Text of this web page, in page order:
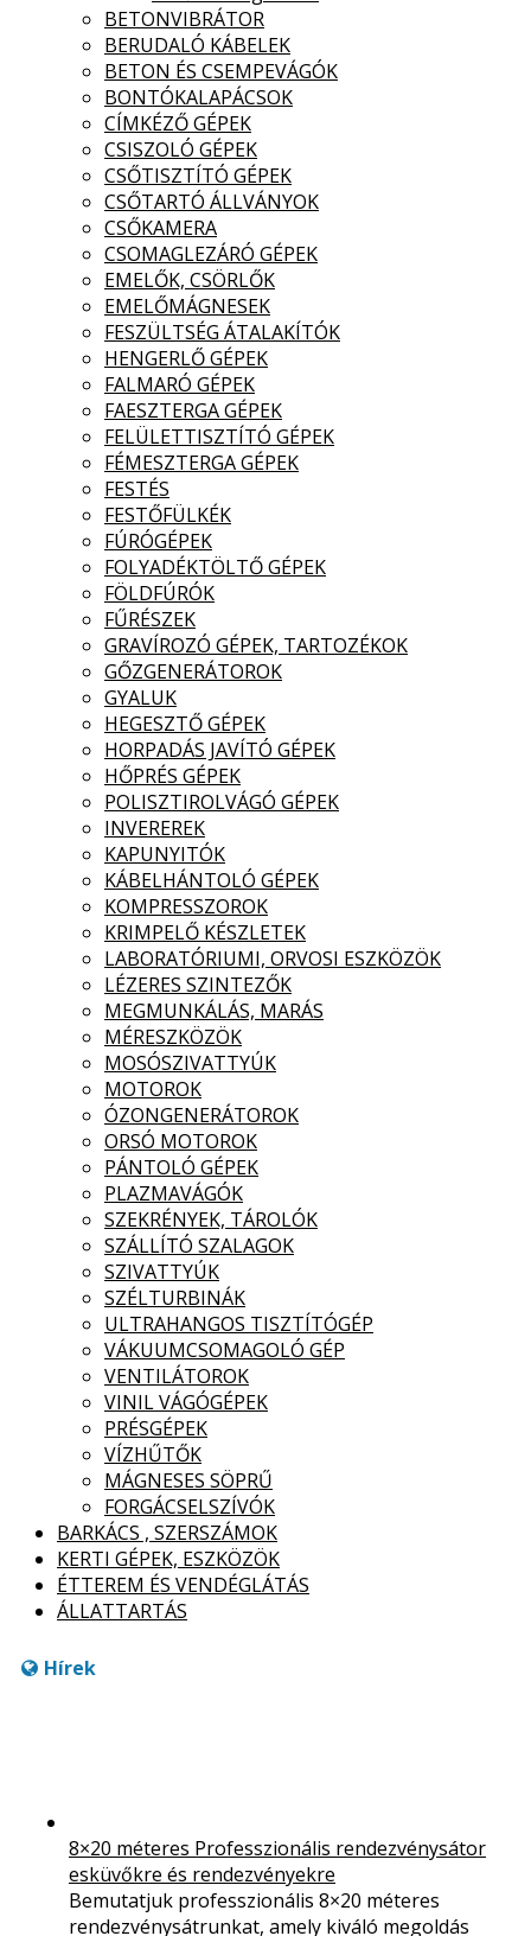
BETONVIBRÁTOR
BERUDALÓ KÁBELEK
BETON ÉS CSEMPEVÁGÓK
BONTÓKALAPÁCSOK
CÍMKÉZŐ GÉPEK
CSISZOLÓ GÉPEK
CSŐTISZTÍTÓ GÉPEK
CSŐTARTÓ ÁLLVÁNYOK
CSŐKAMERA
CSOMAGLEZÁRÓ GÉPEK
EMELŐK, CSÖRLŐK
EMELŐMÁGNESEK
FESZÜLTSÉG ÁTALAKÍTÓK
HENGERLŐ GÉPEK
FALMARÓ GÉPEK
FAESZTERGA GÉPEK
FELÜLETTISZTÍTÓ GÉPEK
FÉMESZTERGA GÉPEK
FESTÉS
FESTŐFÜLKÉK
FÚRÓGÉPEK
FOLYADÉKTÖLTŐ GÉPEK
FÖLDFÚRÓK
FŰRÉSZEK
GRAVÍROZÓ GÉPEK, TARTOZÉKOK
GŐZGENERÁTOROK
GYALUK
HEGESZTŐ GÉPEK
HORPADÁS JAVÍTÓ GÉPEK
HŐPRÉS GÉPEK
POLISZTIROLVÁGÓ GÉPEK
INVEREREK
KAPUNYITÓK
KÁBELHÁNTOLÓ GÉPEK
KOMPRESSZOROK
KRIMPELŐ KÉSZLETEK
LABORATÓRIUMI, ORVOSI ESZKÖZÖK
LÉZERES SZINTEZŐK
MEGMUNKÁLÁS, MARÁS
MÉRESZKÖZÖK
MOSÓSZIVATTYÚK
MOTOROK
ÓZONGENERÁTOROK
ORSÓ MOTOROK
PÁNTOLÓ GÉPEK
PLAZMAVÁGÓK
SZEKRÉNYEK, TÁROLÓK
SZÁLLÍTÓ SZALAGOK
SZIVATTYÚK
SZÉLTURBINÁK
ULTRAHANGOS TISZTÍTÓGÉP
VÁKUUMCSOMAGOLÓ GÉP
VENTILÁTOROK
VINIL VÁGÓGÉPEK
PRÉSGÉPEK
VÍZHŰTŐK
MÁGNESES SÖPRŰ
FORGÁCSELSZÍVÓK
BARKÁCS , SZERSZÁMOK
KERTI GÉPEK, ESZKÖZÖK
ÉTTEREM ÉS VENDÉGLÁTÁS
ÁLLATTARTÁS
Hírek
8×20 méteres Professzionális rendezvénysátor
esküvőkre és rendezvényekre
Bemutatjuk professzionális 8×20 méteres
rendezvénysátrunkat, amely kiváló megoldás